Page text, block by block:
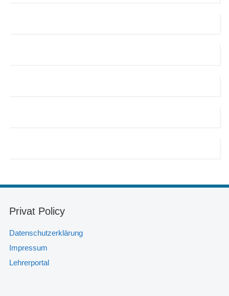
Privat Policy
Datenschutzerklärung
Impressum
Lehrerportal